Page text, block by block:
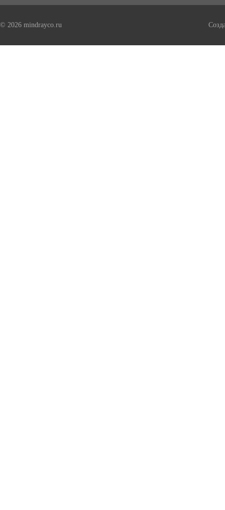
© 2026 mindrayco.ru